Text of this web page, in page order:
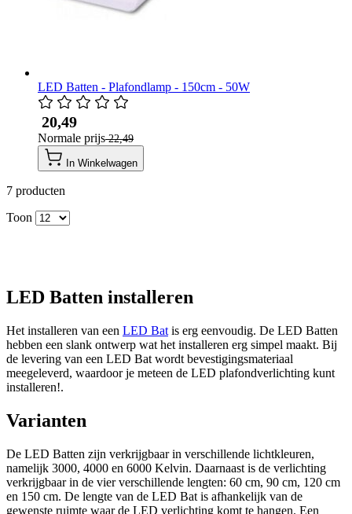
LED Batten - Plafondlamp - 150cm - 50W
​ 20,49
Normale prijs​ 22,49
In Winkelwagen
7 producten
Toon
LED Batten installeren
Het installeren van een LED Bat is erg eenvoudig. De LED Batten
hebben een slank ontwerp wat het installeren erg simpel maakt. Bij
de levering van een LED Bat wordt bevestigingsmateriaal
meegeleverd, waardoor je meteen de LED plafondverlichting kunt
installeren!.
Varianten
De LED Batten zijn verkrijgbaar in verschillende lichtkleuren,
namelijk 3000, 4000 en 6000 Kelvin. Daarnaast is de verlichting
verkrijgbaar in de vier verschillende lengten: 60 cm, 90 cm, 120 cm
en 150 cm. De lengte van de LED Bat is afhankelijk van de
gewenste ruimte waar de LED verlichting komt te hangen. Een